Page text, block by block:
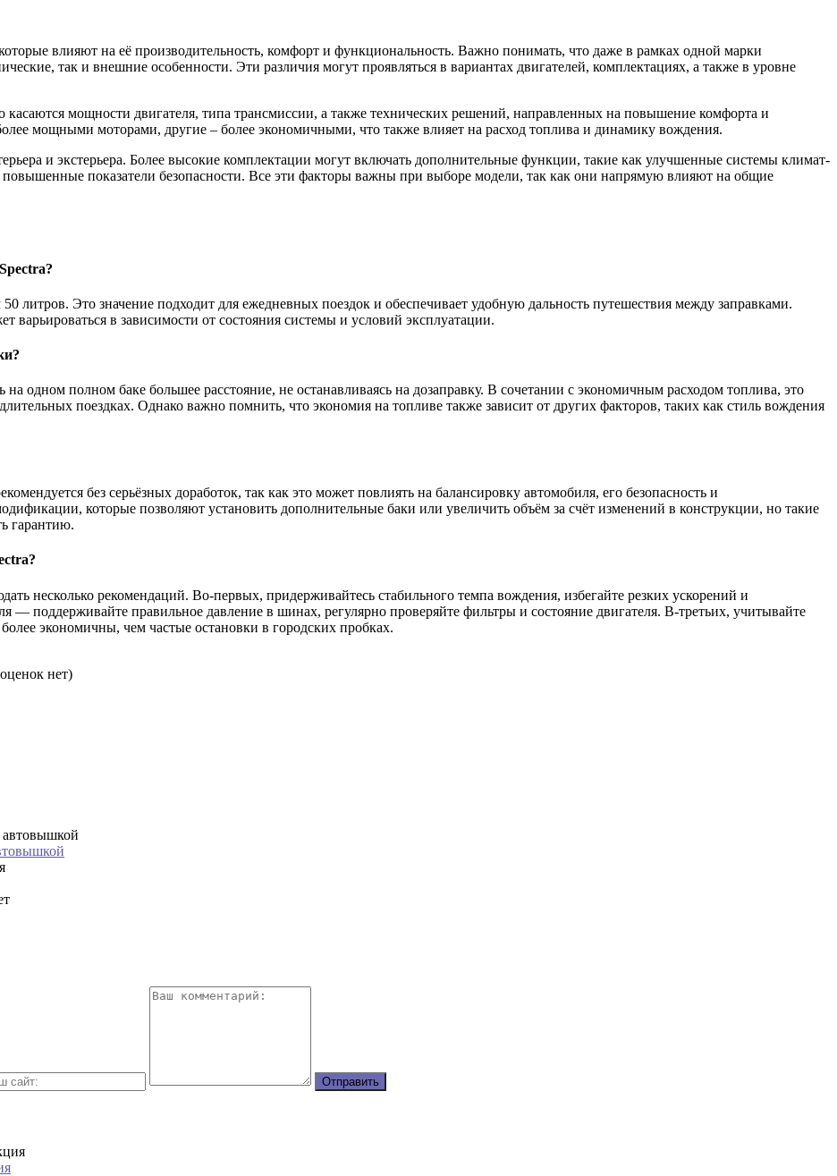
влияют на её производительность, комфорт и функциональность. Важно понимать, что даже в рамках одной марки
так и внешние особенности. Эти различия могут проявляться в вариантах двигателей, комплектациях, а также в уровне
мощности двигателя, типа трансмиссии, а также технических решений, направленных на повышение комфорта и
мощными моторами, другие – более экономичными, что также влияет на расход топлива и динамику вождения.
и экстерьера. Более высокие комплектации могут включать дополнительные функции, такие как улучшенные системы климат-
показатели безопасности. Все эти факторы важны при выборе модели, так как они напрямую влияют на общие
литров. Это значение подходит для ежедневных поездок и обеспечивает удобную дальность путешествия между заправками.
варьироваться в зависимости от состояния системы и условий эксплуатации.
на одном полном баке большее расстояние, не останавливаясь на дозаправку. В сочетании с экономичным расходом топлива, это
поездках. Однако важно помнить, что экономия на топливе также зависит от других факторов, таких как стиль вождения
без серьёзных доработок, так как это может повлиять на балансировку автомобиля, его безопасность и
которые позволяют установить дополнительные баки или увеличить объём за счёт изменений в конструкции, но такие
гарантию.
несколько рекомендаций. Во-первых, придерживайтесь стабильного темпа вождения, избегайте резких ускорений и
— поддерживайте правильное давление в шинах, регулярно проверяйте фильтры и состояние двигателя. В-третьих, учитывайте
экономичны, чем частые остановки в городских пробках.
нет)